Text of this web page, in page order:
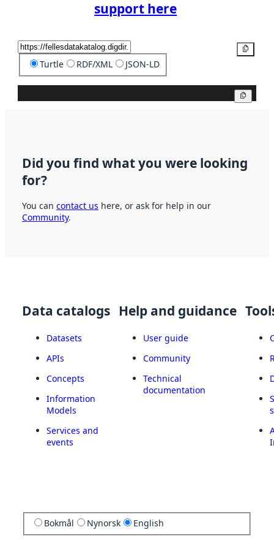
support here
Turtle RDF/XML JSON-LD
Did you find what you were looking
for?
You can contact us here, or ask for help in our
Community.
Data catalogs
Datasets
APIs
Concepts
Information
Models
Services and
events
Help and guidance
User guide
Community
Technical
documentation
Bokmål Nynorsk English